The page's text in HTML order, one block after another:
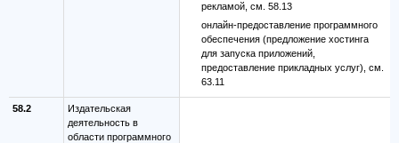
рекламой, см. 58.13
онлайн-предоставление программного
обеспечения (предложение хостинга
для запуска приложений,
предоставление прикладных услуг), см.
63.11
58.2
Издательская
деятельность в
области программного